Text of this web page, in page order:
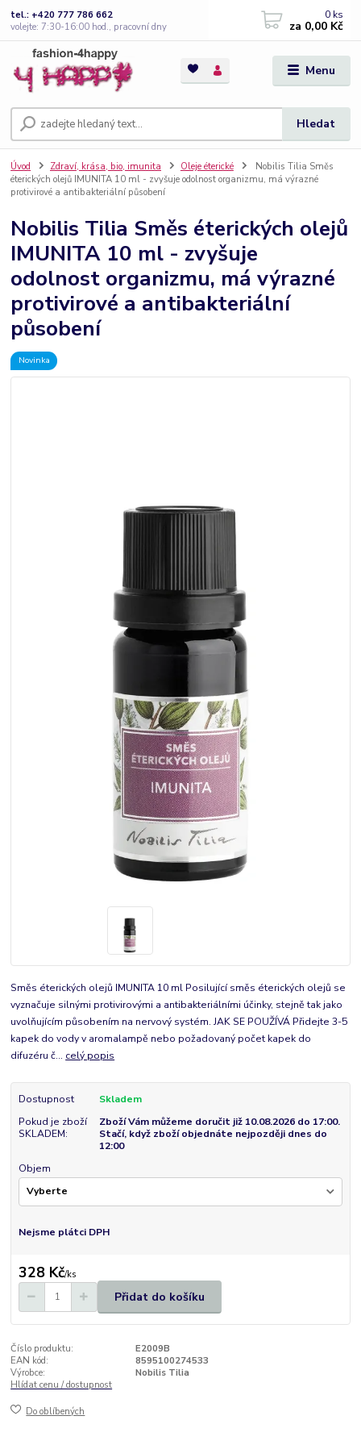
Menu
Hledat
tel.: +420 777 786 662
volejte: 7:30-16:00 hod., pracovní dny
0 ks
za 0,00 Kč
Úvod Zdraví, krása, bio, imunita Oleje éterické
Nobilis Tilia Směs
éterických olejů IMUNITA 10 ml - zvyšuje odolnost organizmu, má výrazné
protivirové a antibakteriální působení
Nobilis Tilia Směs éterických olejů
IMUNITA 10 ml - zvyšuje
odolnost organizmu, má výrazné
protivirové a antibakteriální
působení
Novinka
Směs éterických olejů IMUNITA 10 ml Posilující směs éterických olejů se
vyznačuje silnými protivirovými a antibakteriálními účinky, stejně tak jako
uvolňujícím působením na nervový systém. JAK SE POUŽÍVÁ Přidejte 3-5
kapek do vody v aromalampě nebo požadovaný počet kapek do
difuzéru č... celý popis
Dostupnost
Skladem
Pokud je zboží
SKLADEM:
Zboží Vám můžeme doručit již 10.08.2026 do 17:00.
Stačí, když zboží objednáte nejpozději dnes do
12:00
Objem
Nejsme plátci DPH
328 Kč/ks
Přidat do košíku
Číslo produktu:
E2009B
EAN kód:
8595100274533
Výrobce:
Nobilis Tilia
Hlídat cenu / dostupnost
Do oblíbených